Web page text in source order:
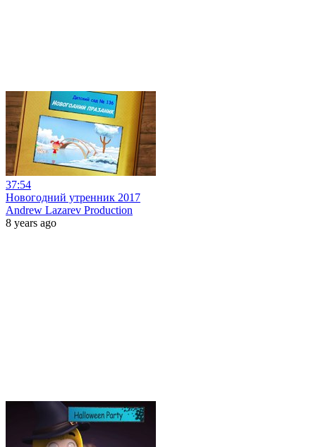
37:54
Новогодний утренник 2017
Andrew Lazarev Production
8 years ago